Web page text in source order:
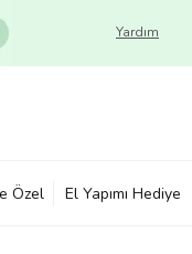
Yardım
Özel El Yapımı Hediye